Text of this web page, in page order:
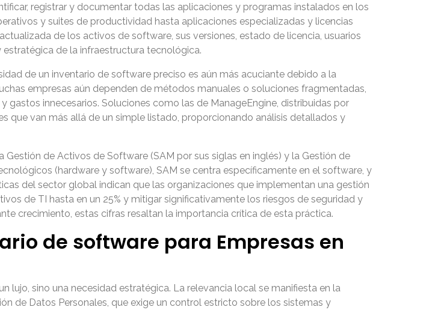
registrar y documentar todas las aplicaciones y programas instalados en los
y suites de productividad hasta aplicaciones especializadas y licencias
de los activos de software, sus versiones, estado de licencia, usuarios
de la infraestructura tecnológica.
de un inventario de software preciso es aún más acuciante debido a la
empresas aún dependen de métodos manuales o soluciones fragmentadas,
innecesarios. Soluciones como las de ManageEngine, distribuidas por
que van más allá de un simple listado, proporcionando análisis detallados y
de Activos de Software (SAM por sus siglas en inglés) y la Gestión de
(hardware y software), SAM se centra específicamente en el software, y
del sector global indican que las organizaciones que implementan una gestión
de TI hasta en un 25% y mitigar significativamente los riesgos de seguridad y
crecimiento, estas cifras resaltan la importancia crítica de esta práctica.
de software para Empresas en
lujo, sino una necesidad estratégica. La relevancia local se manifiesta en la
de Datos Personales, que exige un control estricto sobre los sistemas y